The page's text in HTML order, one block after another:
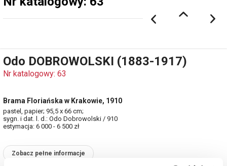
Odo DOBROWOLSKI (1883-1917)
Nr katalogowy: 63
Brama Floriańska w Krakowie, 1910
pastel, papier; 95,5 x 66 cm;
sygn. i dat. l. d.: Odo Dobrowolski / 910
estymacja: 6 000 - 6 500 zł
Zobacz pełne informacje